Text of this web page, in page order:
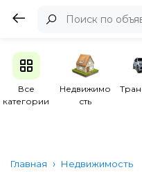
Все
категории
Недвижимо
сть
Главная
Недвижимость